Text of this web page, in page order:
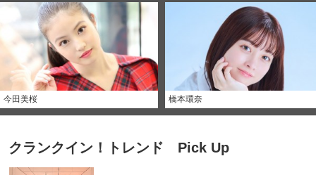
今田美桜 橋本環奈
クランクイン！トレンド Pick Up